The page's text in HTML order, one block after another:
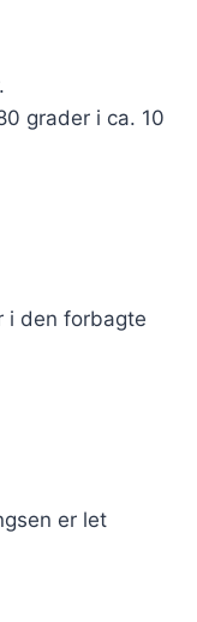
grader i ca. 10
i den forbagte
er let